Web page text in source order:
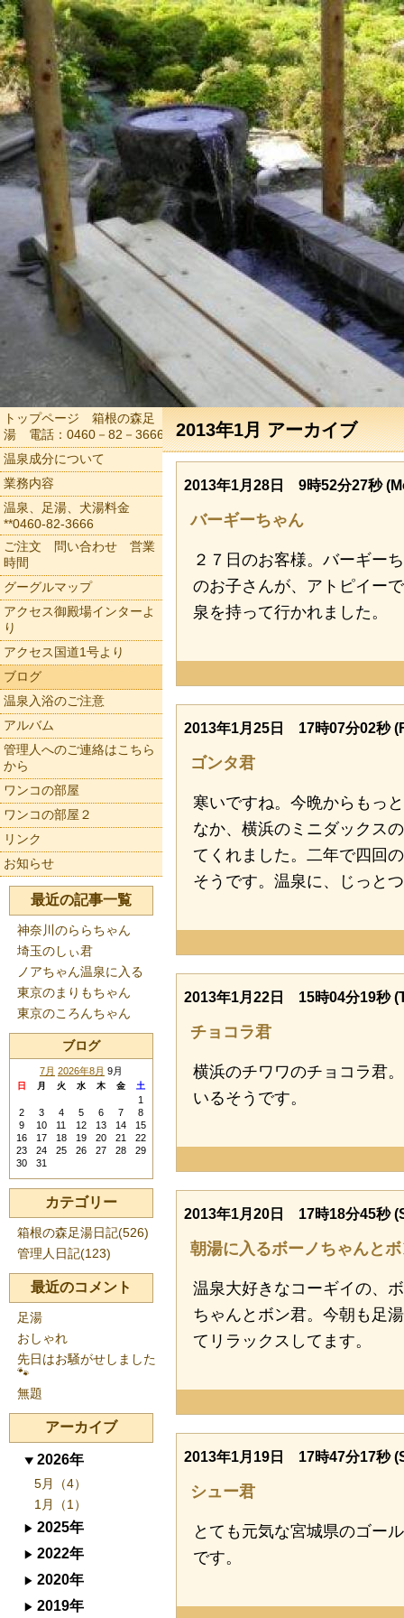
2013年1月 アーカイブ
2013年1月28日 9時52分27秒
バーギーちゃん
２７日のお客様。バーギー
のお子さんが、アトピイー
泉を持って行かれました。
2013年1月25日 17時07分02秒
ゴンタ君
寒いですね。今晩からもっ
なか、横浜のミニダックス
てくれました。二年で四回
そうです。温泉に、じっと
2013年1月22日 15時04分19秒
チョコラ君
横浜のチワワのチョコラ君
いるそうです。
2013年1月20日 17時18分45秒
朝湯に入るボーノちゃんと
温泉大好きなコーギイの、
ちゃんとボン君。今朝も足
てリラックスしてます。
2013年1月19日 17時47分17秒
シュー君
とても元気な宮城県のゴー
です。
トップページ 箱根の森足
湯 電話：0460－82－3666
温泉成分について
業務内容
温泉、足湯、犬湯料金
**0460-82-3666
ご注文 問い合わせ 営業
時間
グーグルマップ
アクセス御殿場インターよ
り
アクセス国道1号より
ブログ
温泉入浴のご注意
アルバム
管理人へのご連絡はこちら
から
ワンコの部屋
ワンコの部屋２
リンク
お知らせ
最近の記事一覧
神奈川のららちゃん
埼玉のしぃ君
ノアちゃん温泉に入る
東京のまりもちゃん
東京のころんちゃん
ブログ
7月 2026年8月 9月
日 月 火 水 木 金 土
1
2
3 4 5 6 7
8
9
10 11 12 13 14
15
16
17 18 19 20 21
22
23
24 25 26 27 28
29
30
31
カテゴリー
箱根の森足湯日記(526)
管理人日記(123)
最近のコメント
足湯
おしゃれ
先日はお騒がせしました
🐾
無題
アーカイブ
2026年
5月（4）
1月（1）
2025年
2022年
2020年
2019年